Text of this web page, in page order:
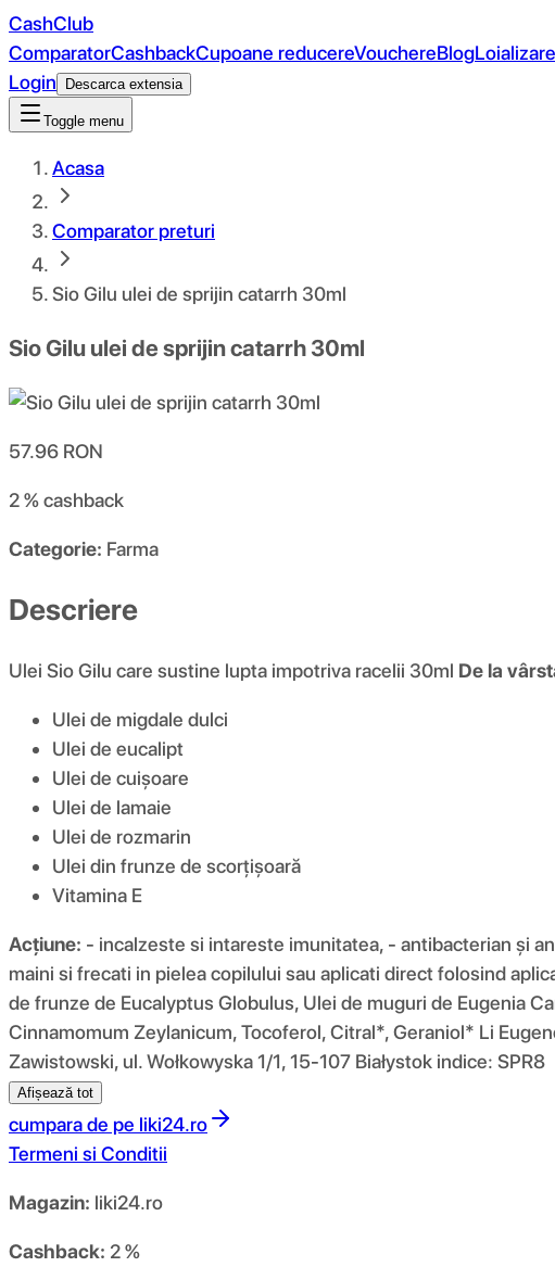
CashClub
ComparatorCashbackCupoane reducereVouchereBlogLoializare
Login
Descarca extensia
Toggle menu
Acasa
Comparator preturi
Sio Gilu ulei de sprijin catarrh 30ml
Sio Gilu ulei de sprijin catarrh 30ml
57.96 RON
2 %cashback
Categorie: Farma
Descriere
Ulei Sio Gilu care sustine lupta impotriva racelii 30ml De la
Ulei de migdale dulci
Ulei de eucalipt
Ulei de cuișoare
Ulei de lamaie
Ulei de rozmarin
Ulei din frunze de scorțișoară
Vitamina E
Acţiune: - incalzeste si intareste imunitatea, - antibacterian și
maini si frecati in pielea copilului sau aplicati direct folosind
de frunze de Eucalyptus Globulus, Ulei de muguri de Eugenia
Cinnamomum Zeylanicum, Tocoferol, Citral*, Geraniol* Li
Zawistowski, ul. Wołkowyska 1/1, 15-107 Białystok indice: SPR8
Afișează tot
cumpara de pe liki24.ro
Termeni si Conditii
Magazin: liki24.ro
Cashback: 2 %